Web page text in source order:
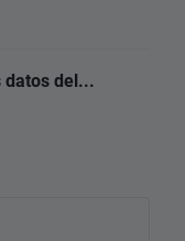
datos del...